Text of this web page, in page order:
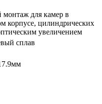
для камер в
корпусе, цилиндрических
увеличением
сплав